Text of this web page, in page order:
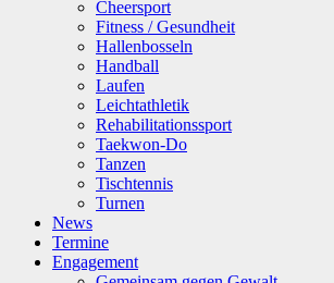
Cheersport
Fitness / Gesundheit
Hallenbosseln
Handball
Laufen
Leichtathletik
Rehabilitationssport
Taekwon-Do
Tanzen
Tischtennis
Turnen
News
Termine
Engagement